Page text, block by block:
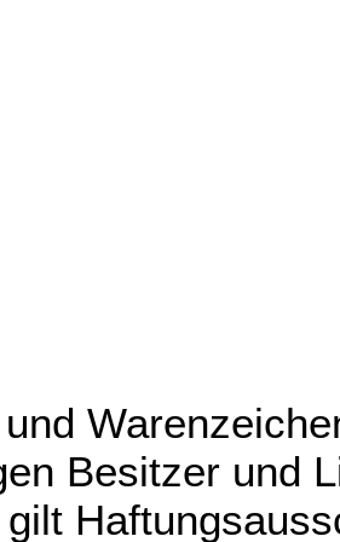
Besitzer und